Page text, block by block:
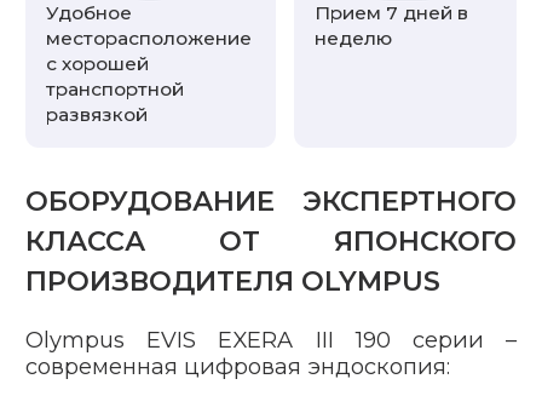
Удобное
месторасположение
с хорошей
транспортной
развязкой
Прием 7 дней в
неделю
ОБОРУДОВАНИЕ ЭКСПЕРТНОГО
КЛАССА ОТ ЯПОНСКОГО
ПРОИЗВОДИТЕЛЯ OLYMPUS
Olympus EVIS EXERA III 190 серии –
современная цифровая эндоскопия: